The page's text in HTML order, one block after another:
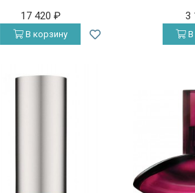
17 420 ₽
В корзину
3
В